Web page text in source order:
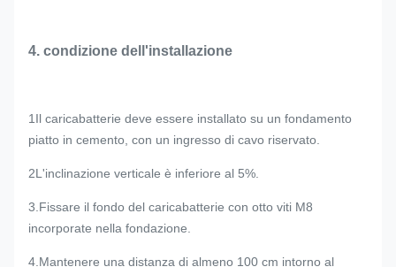
4. condizione dell'installazione
1Il caricabatterie deve essere installato su un fondamento
piatto in cemento, con un ingresso di cavo riservato.
2L'inclinazione verticale è inferiore al 5%.
3.Fissare il fondo del caricabatterie con otto viti M8
incorporate nella fondazione.
4.Mantenere una distanza di almeno 100 cm intorno al